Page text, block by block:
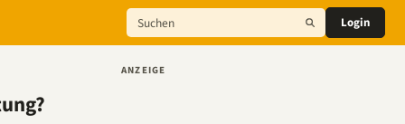
Login
ANZEIGE